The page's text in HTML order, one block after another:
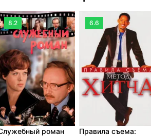
8.2
роман
6.6
Правила съема: